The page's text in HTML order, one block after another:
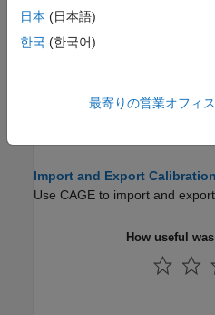
Lookup Table Properties
Import and Export
Use CAGE to import and
How useful
日本 (日本語)
한국 (한국어)
最寄りの営業オフィ